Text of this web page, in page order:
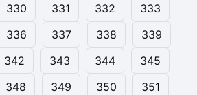
330 331 332
333
336 337 338
339
342 343 344
345
348 349 350
351